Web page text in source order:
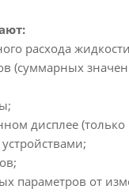
расхода
(суммарных
дисплее (только
параметров от